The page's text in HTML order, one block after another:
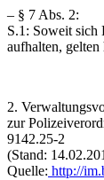
– § 7 Abs. 2:
S.1: Soweit sich
aufhalten,
2.
zur
9142.25-2
(Stand:
Quelle: http://